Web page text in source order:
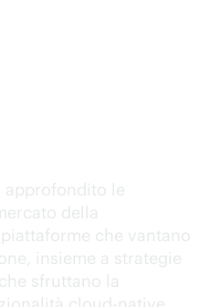
approfondito le
della
che vantano
insieme a strategie
sfruttano la